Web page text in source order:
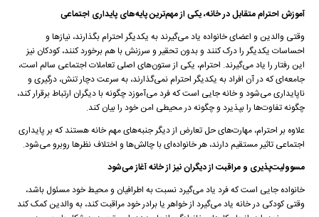
آموزش احترام متقابل در خانه، یکی از مهم‌ترین پایه‌های پایداری اجتماعی
وقتی والدین و اعضای خانواده یاد می‌گیرند به یکدیگر احترام بگذارند، نیازها و
احساسات یکدیگر را درک کنند و بدون تحقیر و سرزنش با هم برخورد کنند، کودکان نیز
این رفتار را یاد می‌گیرند. احترام، یکی از ستون‌های اصلی تعاملات اجتماعی سالم است،
جامعه‌ای که در آن افراد به یکدیگر احترام نمی‌گذارند، به سرعت دچار تنش، درگیری و
ناپایداری می‌شود و خانه جایی است که فرد می‌آموزد چگونه با دیگران ارتباط برقرار کند،
چگونه تفاوت‌ها را بپذیرد و چگونه در محیطی امن خود را بیان کند.
علاوه بر احترام، مهارت‌های حل تعارض از دیگر جنبه‌های مهم خانه هستند که بر پایداری
اجتماعی تاثیر مستقیم دارند، هر خانواده‌ای با چالش‌ها و اختلاف نظرها روبرو می‌شود.
مسوولیت‌پذیری و مراقبت از دیگران نیز از خانه آغاز می‌شود
خانواده جایی است که فرد یاد می‌گیرد نسبت به اطرافیان و محیط خود مسئول باشد،
وقتی کودکی در خانه یاد می‌گیرد از خواهر یا برادر خود مراقبت کند، به والدین کمک کند